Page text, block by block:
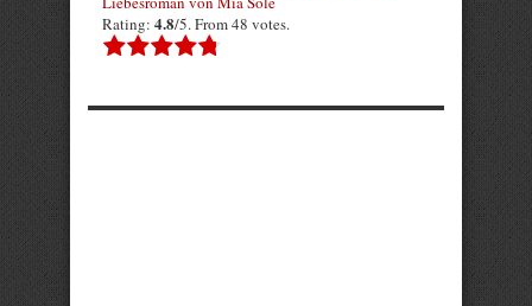
Rating: 4.8/5. From 48 votes.